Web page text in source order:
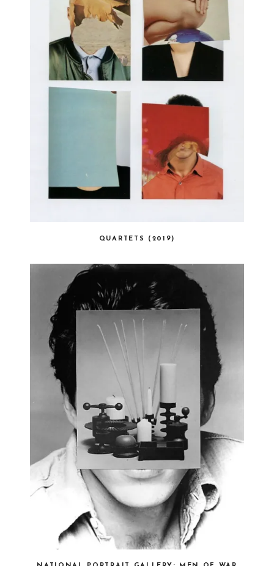
QUARTETS (2019)